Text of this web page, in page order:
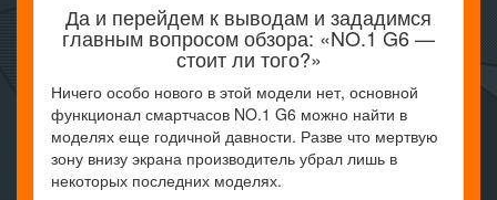
Да и перейдем к выводам и зададимся
главным вопросом обзора: «NO.1 G6 —
стоит ли того?»
Ничего особо нового в этой модели нет, основной
функционал смартчасов NO.1 G6 можно найти в
моделях еще годичной давности. Разве что мертвую
зону внизу экрана производитель убрал лишь в
некоторых последних моделях.